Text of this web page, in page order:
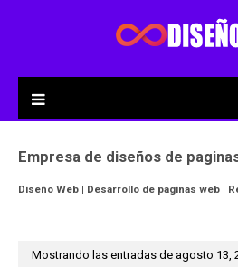
Empresa de diseños de
Diseño Web | Desarrollo de paginas web |
Mostrando las entradas de agosto 13,